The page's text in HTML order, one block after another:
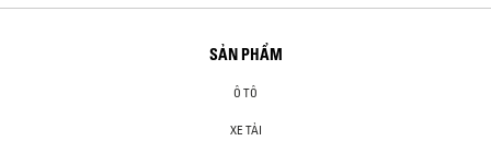
SẢN PHẨM
Ô TÔ
XE TẢI